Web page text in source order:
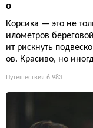
о
Корсика — это не
илометров
ит рискнуть
ов. Красиво, но
Путешествия 6 983